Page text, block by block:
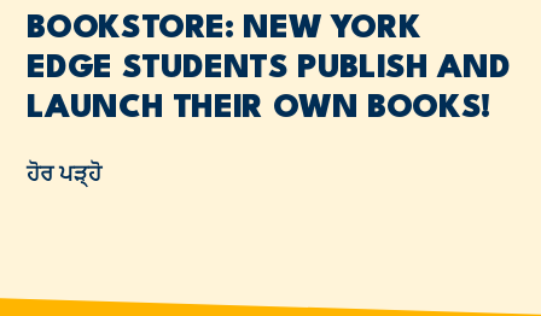
BOOKSTORE: NEW YORK
EDGE STUDENTS PUBLISH AND
LAUNCH THEIR OWN BOOKS!
ਹੋਰ ਪੜ੍ਹੋ